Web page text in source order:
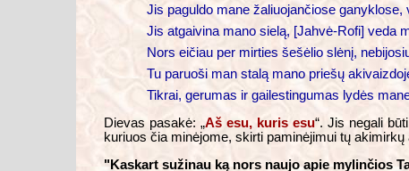
Jis paguldo mane žaliuojančiose
Jis atgaivina mano sielą, [Jahvė-Rofi] veda
Nors eičiau per mirties šešėlio slėnį,
Tu paruoši man stalą mano priešų
Tikrai, gerumas ir gailestingumas lydės
Dievas pasakė: „Aš esu, kuris esu“. Jis negali
kuriuos čia minėjome, skirti paminėjimui tų
"Kaskart sužinau ką nors naujo apie mylinčios